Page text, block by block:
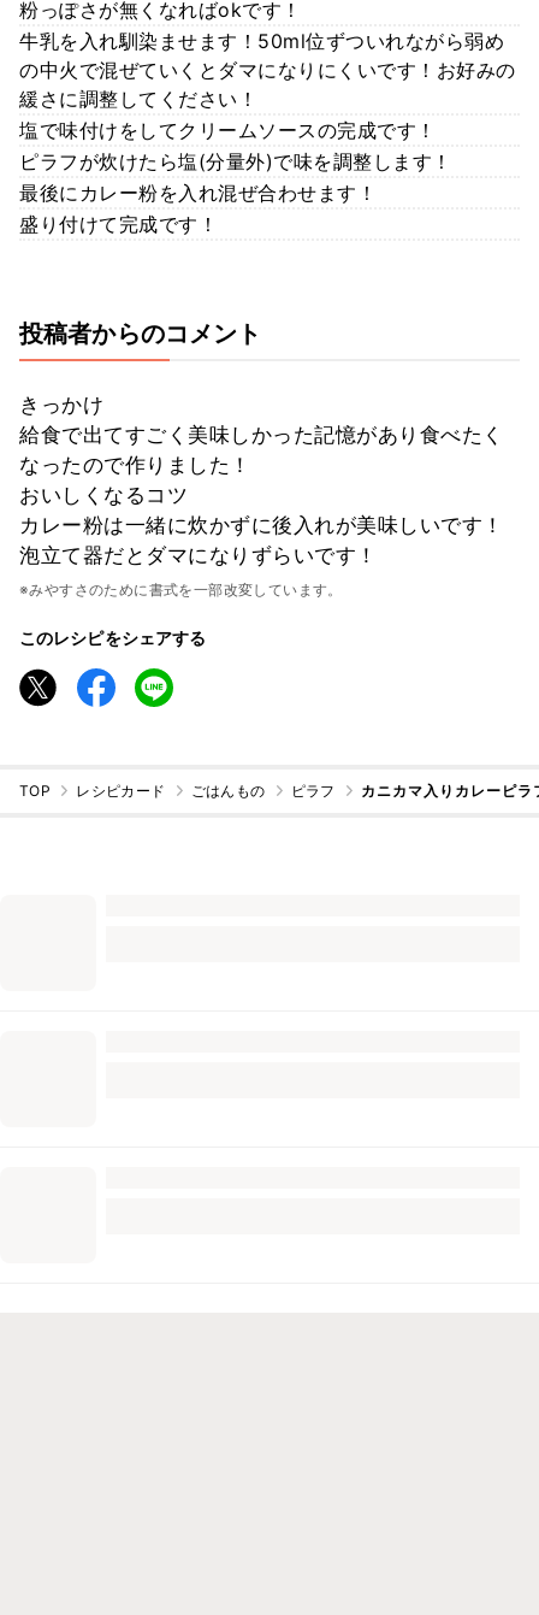
粉っぽさが無くなればokです！
牛乳を入れ馴染ませます！50ml位ずついれながら弱め
の中火で混ぜていくとダマになりにくいです！お好みの
緩さに調整してください！
塩で味付けをしてクリームソースの完成です！
ピラフが炊けたら塩(分量外)で味を調整します！
最後にカレー粉を入れ混ぜ合わせます！
盛り付けて完成です！
投稿者からのコメント
きっかけ
給食で出てすごく美味しかった記憶があり食べたく
なったので作りました！
おいしくなるコツ
カレー粉は一緒に炊かずに後入れが美味しいです！
泡立て器だとダマになりずらいです！
※みやすさのために書式を一部改変しています。
このレシピをシェアする
TOP レシピカード ごはんもの ピラフ カニカマ入りカレーピ